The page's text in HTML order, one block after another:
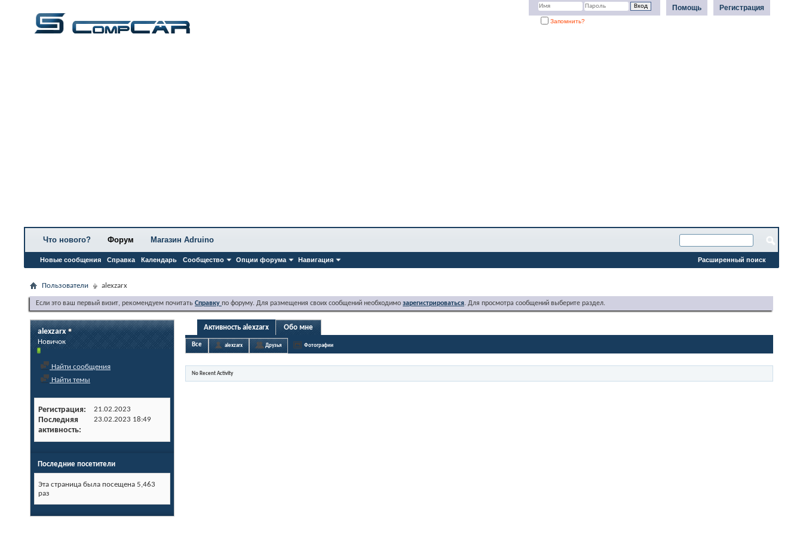
Регистрация
Помощь
Запомнить?
Что нового? Форум
Новые сообщения Справка Календарь Сообщество Опции форума Навигация
Магазин Adruino
Расширенный поиск
Пользователи alexzarx
Если это ваш первый визит, рекомендуем почитать Справку по форуму. Для размещения своих сообщений необходимо зарегистрироваться. Для просмотра сообщений выберите раздел.
alexzarx
Новичок
Найти сообщения
Найти темы
Регистрация 21.02.2023
Последняя
активность
23.02.2023 18:49
Последние посетители
Эта страница была посещена 5,463
раз
Активность alexzarx Обо мне
Все alexzarx Друзья Фотографии
No Recent Activity